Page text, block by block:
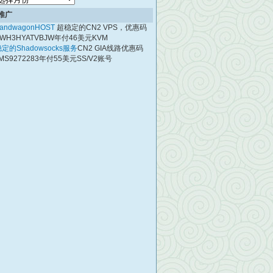
广
超稳定的CN2 VPS，优惠码
年付46美元KVM
定的Shadowsocks服务CN2 GIA线路优惠码
年付55美元SS/V2账号